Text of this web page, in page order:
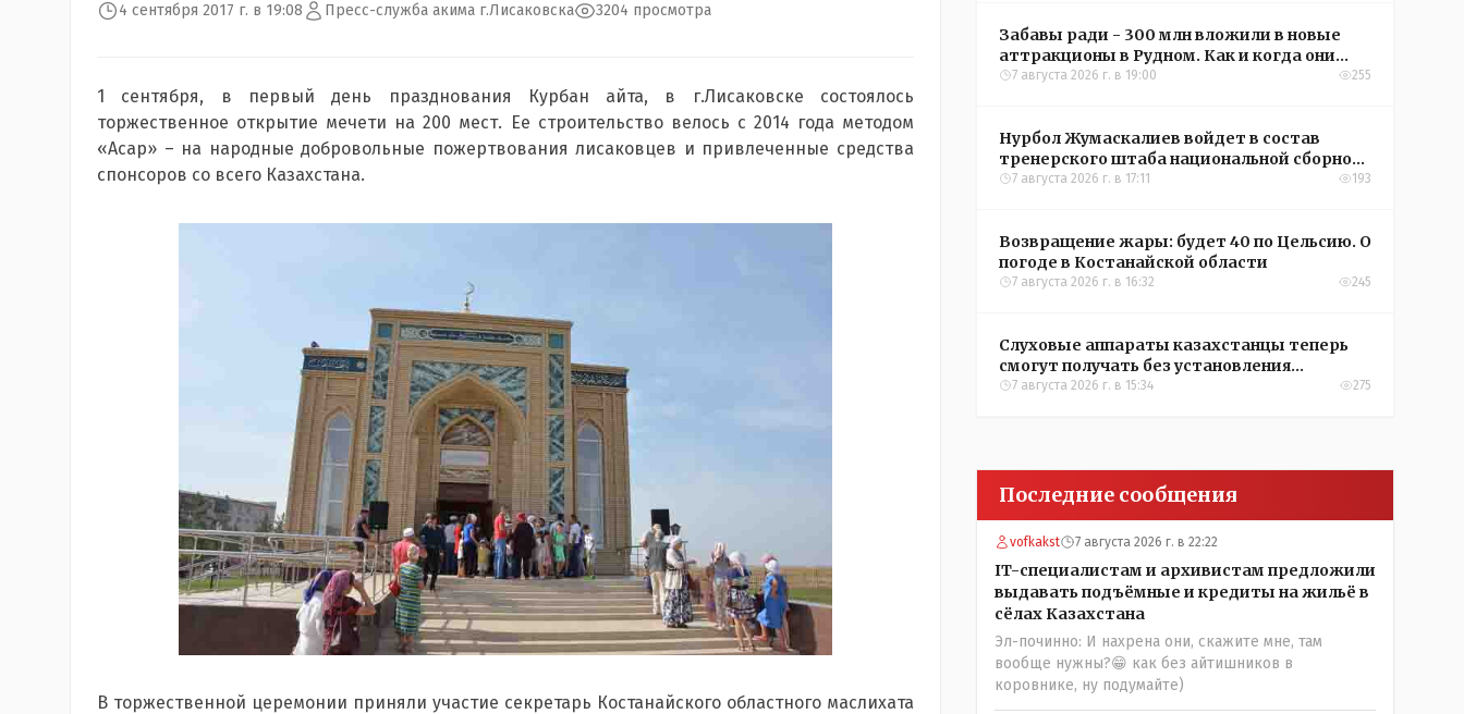
4 сентября 2017 г. в 19:08 Пресс-служба акима г.Лисаковска 3204 просмотра
1 сентября, в первый день празднования Курбан айта, в г.Лисаковске состоялось
торжественное открытие мечети на 200 мест. Ее строительство велось с 2014 года методом
«Асар» – на народные добровольные пожертвования лисаковцев и привлеченные средства
спонсоров со всего Казахстана.
В торжественной церемонии приняли участие секретарь Костанайского областного маслихата
Забавы ради - 300 млн вложили в новые
аттракционы в Рудном. Как и когда они
окупятся?
7 августа 2026 г. в 19:00 255
Нурбол Жумаскалиев войдет в состав
тренерского штаба национальной сборной
Казахстана по футболу
7 августа 2026 г. в 17:11 193
Возвращение жары: будет 40 по Цельсию. О
погоде в Костанайской области
7 августа 2026 г. в 16:32 245
Слуховые аппараты казахстанцы теперь
смогут получать без установления
инвалидности
7 августа 2026 г. в 15:34 275
Последние сообщения
vofkakst 7 августа 2026 г. в 22:22
IT-специалистам и архивистам предложили
выдавать подъёмные и кредиты на жильё в
сёлах Казахстана
Эл-починно: И нахрена они, скажите мне, там
вообще нужны?😁 как без айтишников в
коровнике, ну подумайте)